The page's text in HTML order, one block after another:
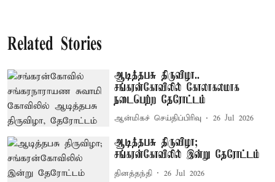
Related Stories
ஆடித்தபசு திருவிழா..
சங்கரன்கோவிலில் கோலாகலமாக
நடைபெற்ற தேரோட்டம்
ஆன்மிகச் செய்திப்பிரிவு 26 Jul 2026
ஆடித்தபசு திருவிழா;
சங்கரன்கோவிலில் இன்று தேரோட்டம்
தினத்தந்தி 26 Jul 2026